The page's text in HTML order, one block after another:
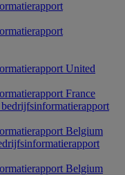
United
France
Belgium
Belgium